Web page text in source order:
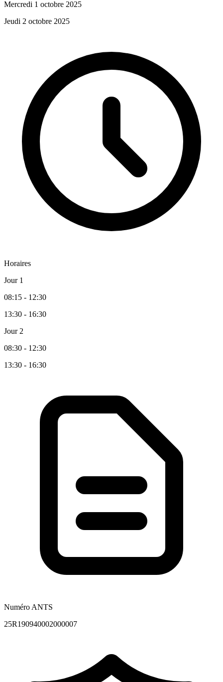
Mercredi 1 octobre 2025
Jeudi 2 octobre 2025
Horaires
Jour 1
08:15 - 12:30
13:30 - 16:30
Jour 2
08:30 - 12:30
13:30 - 16:30
Numéro ANTS
25R190940002000007